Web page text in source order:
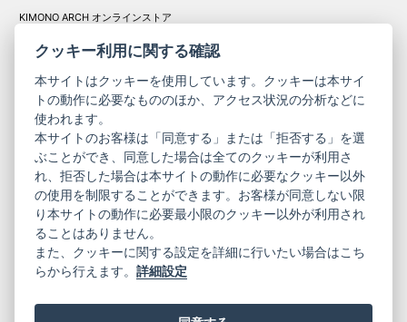
KIMONO ARCH オンラインストア
コーポレート
サイト
きものやまと振
袖
サイト
ニュースレター
ご利用案内
お問い合わせ
プライバシーポリシー
特定商取引法に基づく表記
ご利用規約
クッキー利用に関する確認
本サイトはクッキーを使用しています。クッキーは本サイ
トの動作に必要なもののほか、アクセス状況の分析などに
使われます。
本サイトのお客様は「同意する」または「拒否する」を選
ぶことができ、同意した場合は全てのクッキーが利用さ
れ、拒否した場合は本サイトの動作に必要なクッキー以外
の使用を制限することができます。お客様が同意しない限
り本サイトの動作に必要最小限のクッキー以外が利用され
ることはありません。
また、クッキーに関する設定を詳細に行いたい場合はこち
らから行えます。詳細設定